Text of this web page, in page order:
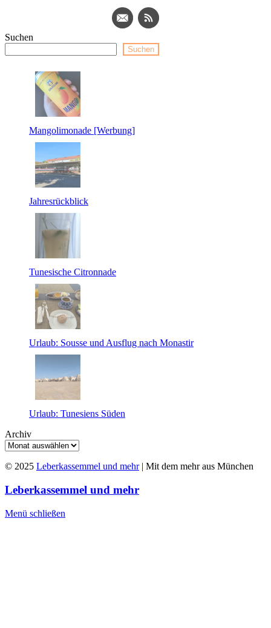
Suchen
Suchen
Mangolimonade [Werbung]
Jahresrückblick
Tunesische Citronnade
Urlaub: Sousse und Ausflug nach Monastir
Urlaub: Tunesiens Süden
Archiv
© 2025 Leberkassemmel und mehr| Mit dem mehr aus München
Leberkassemmel und mehr
Menü schließen